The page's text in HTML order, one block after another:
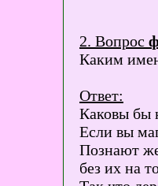
2. Вопрос
Каким
Ответ:
Каковы бы
Если вы
Познают
без их на